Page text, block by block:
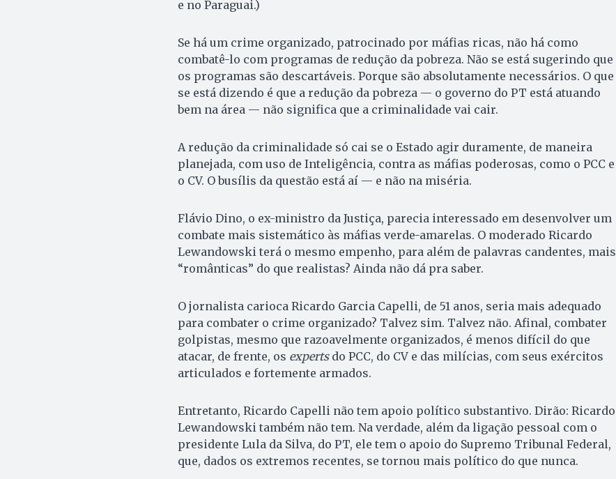
e no Paraguai.)
Se há um crime organizado, patrocinado por máfias ricas, não há como
combatê-lo com programas de redução da pobreza. Não se está sugerindo que
os programas são descartáveis. Porque são absolutamente necessários. O que
se está dizendo é que a redução da pobreza — o governo do PT está atuando
bem na área — não significa que a criminalidade vai cair.
A redução da criminalidade só cai se o Estado agir duramente, de maneira
planejada, com uso de Inteligência, contra as máfias poderosas, como o PCC e
o CV. O busílis da questão está aí — e não na miséria.
Flávio Dino, o ex-ministro da Justiça, parecia interessado em desenvolver um
combate mais sistemático às máfias verde-amarelas. O moderado Ricardo
Lewandowski terá o mesmo empenho, para além de palavras candentes, mais
“românticas” do que realistas? Ainda não dá pra saber.
O jornalista carioca Ricardo Garcia Capelli, de 51 anos, seria mais adequado
para combater o crime organizado? Talvez sim. Talvez não. Afinal, combater
golpistas, mesmo que razoavelmente organizados, é menos difícil do que
atacar, de frente, os expertsdo PCC, do CV e das milícias, com seus exércitos
articulados e fortemente armados.
Entretanto, Ricardo Capelli não tem apoio político substantivo. Dirão: Ricardo
Lewandowski também não tem. Na verdade, além da ligação pessoal com o
presidente Lula da Silva, do PT, ele tem o apoio do Supremo Tribunal Federal,
que, dados os extremos recentes, se tornou mais político do que nunca.